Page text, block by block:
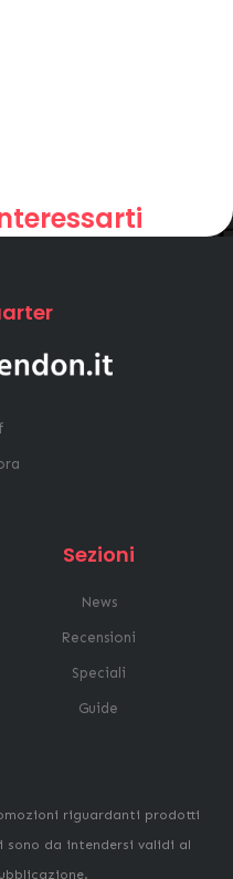
Sezioni
News
Recensioni
Speciali
Guide
riguardanti prodotti
da intendersi validi al